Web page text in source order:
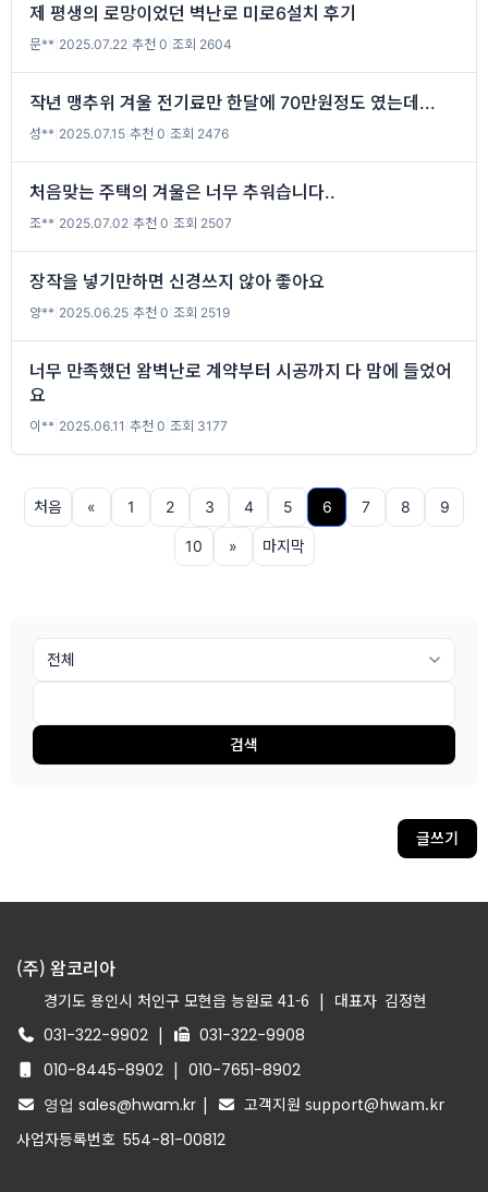
제 평생의 로망이었던 벽난로 미로6설치 후기
문** 2025.07.22 추천 0 조회 2604
작년 맹추위 겨울 전기료만 한달에 70만원정도 였는데...
성** 2025.07.15 추천 0 조회 2476
처음맞는 주택의 겨울은 너무 추워습니다..
조** 2025.07.02 추천 0 조회 2507
장작을 넣기만하면 신경쓰지 않아 좋아요
양** 2025.06.25 추천 0 조회 2519
너무 만족했던 왐벽난로 계약부터 시공까지 다 맘에 들었어
요
이** 2025.06.11 추천 0 조회 3177
처음 « 1 2 3 4 5 6 7 8 9
10 » 마지막
검색
글쓰기
(주) 왐코리아
경기도 용인시 처인구 모현읍 능원로 41-6 | 대표자 김정현
031-322-9902 |
031-322-9908
010-8445-8902 | 010-7651-8902
영업 sales@hwam.kr |
고객지원 support@hwam.kr
사업자등록번호 554-81-00812